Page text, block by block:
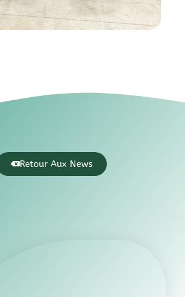
Retour Aux News